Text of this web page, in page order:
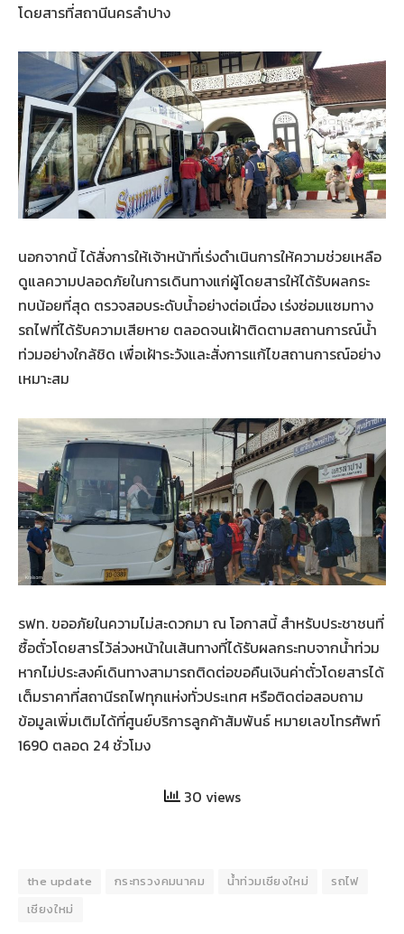
โดยสารที่สถานีนครลำปาง
นอกจากนี้ ได้สั่งการให้เจ้าหน้าที่เร่งดำเนินการให้ความช่วยเหลือ
ดูแลความปลอดภัยในการเดินทางแก่ผู้โดยสารให้ได้รับผลกระ
ทบน้อยที่สุด ตรวจสอบระดับน้ำอย่างต่อเนื่อง เร่งซ่อมแซมทาง
รถไฟที่ได้รับความเสียหาย ตลอดจนเฝ้าติดตามสถานการณ์น้ำ
ท่วมอย่างใกล้ชิด เพื่อเฝ้าระวังและสั่งการแก้ไขสถานการณ์อย่าง
เหมาะสม
รฟท. ขออภัยในความไม่สะดวกมา ณ โอกาสนี้ สำหรับประชาชนที่
ซื้อตั๋วโดยสารไว้ล่วงหน้าในเส้นทางที่ได้รับผลกระทบจากน้ำท่วม
หากไม่ประสงค์เดินทางสามารถติดต่อขอคืนเงินค่าตั๋วโดยสารได้
เต็มราคาที่สถานีรถไฟทุกแห่งทั่วประเทศ หรือติดต่อสอบถาม
ข้อมูลเพิ่มเติมได้ที่ศูนย์บริการลูกค้าสัมพันธ์ หมายเลขโทรศัพท์
1690 ตลอด 24 ชั่วโมง
30 views
the update กระทรวงคมนาคม น้ำท่วมเชียงใหม่
รถไฟ
เชียงใหม่